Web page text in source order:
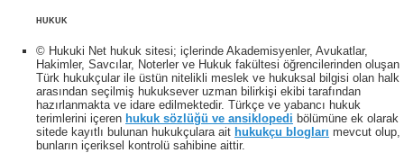
HUKUK
© Hukuki Net hukuk sitesi; içlerinde Akademisyenler, Avukatlar,
Hakimler, Savcılar, Noterler ve Hukuk fakültesi öğrencilerinden oluşan
Türk hukukçular ile üstün nitelikli meslek ve hukuksal bilgisi olan halk
arasından seçilmiş hukuksever uzman bilirkişi ekibi tarafından
hazırlanmakta ve idare edilmektedir. Türkçe ve yabancı hukuk
terimlerini içeren hukuk sözlüğü ve ansiklopedi bölümüne ek olarak
sitede kayıtlı bulunan hukukçulara ait hukukçu blogları mevcut olup,
bunların içeriksel kontrolü sahibine aittir.